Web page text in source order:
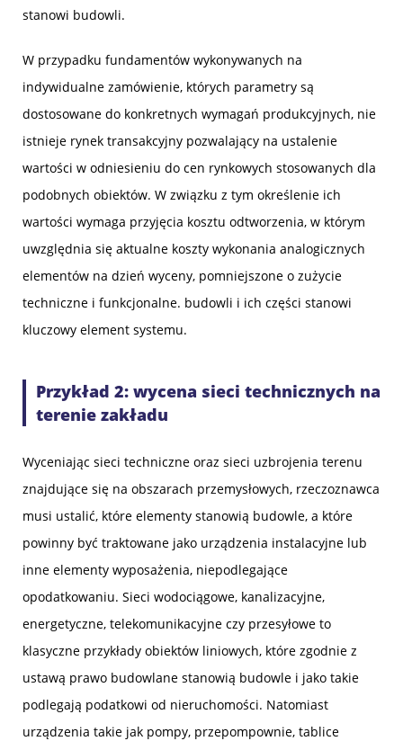
stanowi budowli.
W przypadku fundamentów wykonywanych na
indywidualne zamówienie, których parametry są
dostosowane do konkretnych wymagań produkcyjnych, nie
istnieje rynek transakcyjny pozwalający na ustalenie
wartości w odniesieniu do cen rynkowych stosowanych dla
podobnych obiektów. W związku z tym określenie ich
wartości wymaga przyjęcia kosztu odtworzenia, w którym
uwzględnia się aktualne koszty wykonania analogicznych
elementów na dzień wyceny, pomniejszone o zużycie
techniczne i funkcjonalne. budowli i ich części stanowi
kluczowy element systemu.
Przykład 2: wycena sieci technicznych na
terenie zakładu
Wyceniając sieci techniczne oraz sieci uzbrojenia terenu
znajdujące się na obszarach przemysłowych, rzeczoznawca
musi ustalić, które elementy stanowią budowle, a które
powinny być traktowane jako urządzenia instalacyjne lub
inne elementy wyposażenia, niepodlegające
opodatkowaniu. Sieci wodociągowe, kanalizacyjne,
energetyczne, telekomunikacyjne czy przesyłowe to
klasyczne przykłady obiektów liniowych, które zgodnie z
ustawą prawo budowlane stanowią budowle i jako takie
podlegają podatkowi od nieruchomości. Natomiast
urządzenia takie jak pompy, przepompownie, tablice